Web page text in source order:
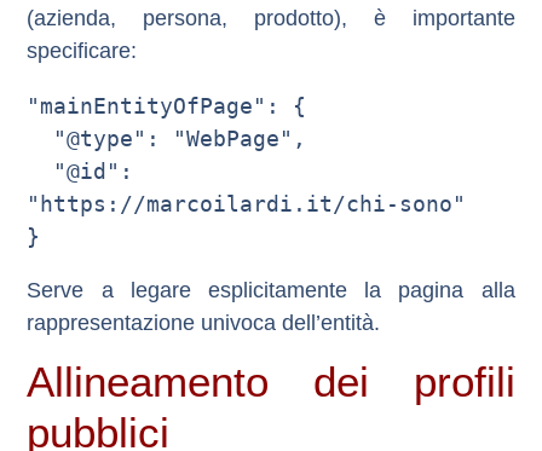
(azienda, persona, prodotto), è importante
specificare:
"mainEntityOfPage": {
"https://marcoilardi.it/chi-sono"
Serve a legare esplicitamente la pagina alla
rappresentazione univoca dell’entità.
Allineamento dei profili
pubblici